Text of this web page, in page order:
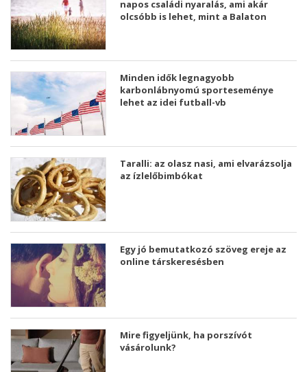
napos családi nyaralás, ami akár
olcsóbb is lehet, mint a Balaton
Minden idők legnagyobb
karbonlábnyomú sporteseménye
lehet az idei futball-vb
Taralli: az olasz nasi, ami elvarázsolja
az ízlelőbimbókat
Egy jó bemutatkozó szöveg ereje az
online társkeresésben
Mire figyeljünk, ha porszívót
vásárolunk?